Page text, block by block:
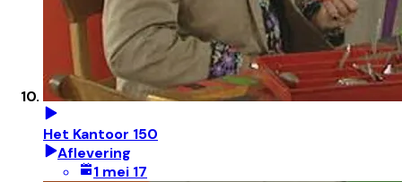
Het Kantoor 150
Aflevering
1 mei 17